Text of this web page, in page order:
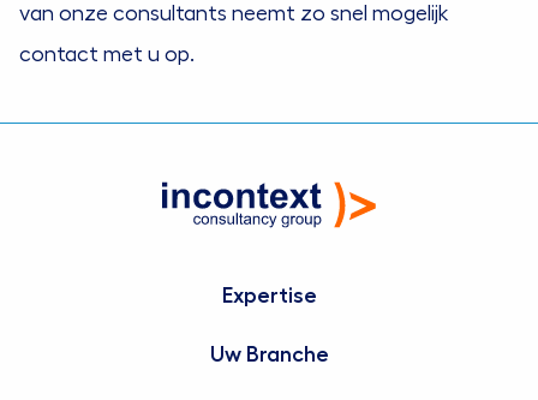
van onze consultants neemt zo snel mogelijk
contact met u op.
Expertise
Uw Branche